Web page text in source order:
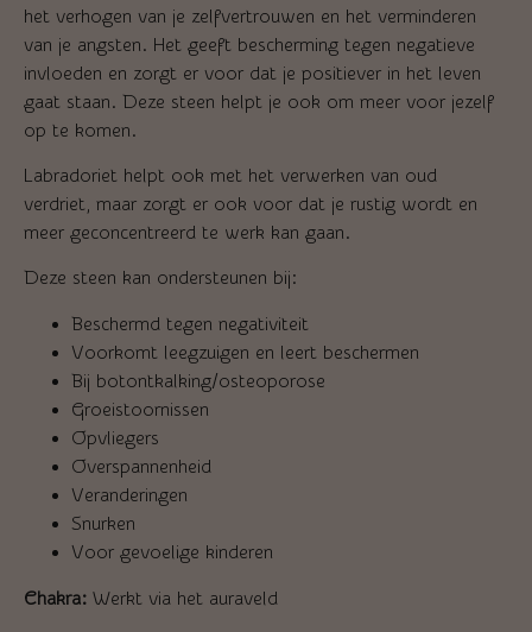
het verhogen van je zelfvertrouwen en het verminderen
van je angsten. Het geeft bescherming tegen negatieve
invloeden en zorgt er voor dat je positiever in het leven
gaat staan. Deze steen helpt je ook om meer voor jezelf
op te komen.
Labradoriet helpt ook met het verwerken van oud
verdriet, maar zorgt er ook voor dat je rustig wordt en
meer geconcentreerd te werk kan gaan.
Deze steen kan ondersteunen bij:
Beschermd tegen negativiteit
Voorkomt leegzuigen en leert beschermen
Bij botontkalking/osteoporose
Groeistoornissen
Opvliegers
Overspannenheid
Veranderingen
Snurken
Voor gevoelige kinderen
Chakra: Werkt via het auraveld